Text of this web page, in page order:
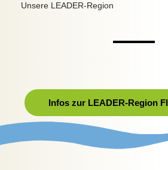
Unsere LEADER-Region
Infos zur LEADER-Region